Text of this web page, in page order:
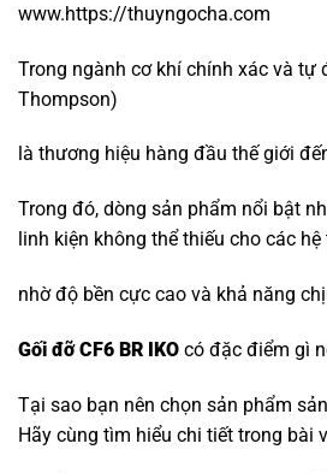
www.https://thuyngocha.com
Trong ngành cơ khí chính xác và tự
Thompson)
là thương hiệu hàng đầu thế giới
Trong đó, dòng sản phẩm nổi bật
linh kiện không thể thiếu cho các
nhờ độ bền cực cao và khả năng
Gối đỡ CF6 BR IKO có đặc điểm gì
Tại sao bạn nên chọn sản phẩm
Hãy cùng tìm hiểu chi tiết trong bài